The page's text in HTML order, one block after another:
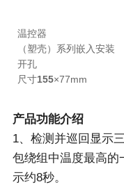
温控器
（塑壳）系列嵌入安装
开孔
尺寸155×77mm
产品功能介绍
1、检测并巡回显示
包绕组中温度最高的
示约8秒。